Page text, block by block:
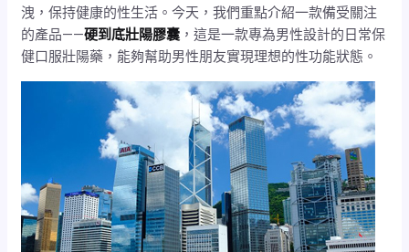
洩，保持健康的性生活。今天，我們重點介紹一款備受關注
的產品——硬到底壯陽膠囊 ，這是一款專為男性設計的日常保
健口服壯陽藥，能夠幫助男性朋友實現理想的性功能狀態。